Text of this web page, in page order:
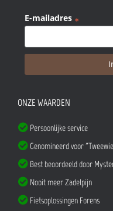
E-mailadres *
ONZE WAARDEN
Persoonlijke service
Genomineerd voor
Best beoordeeld door
Nooit meer Zadelpijn
Fietsoplossingen Forens